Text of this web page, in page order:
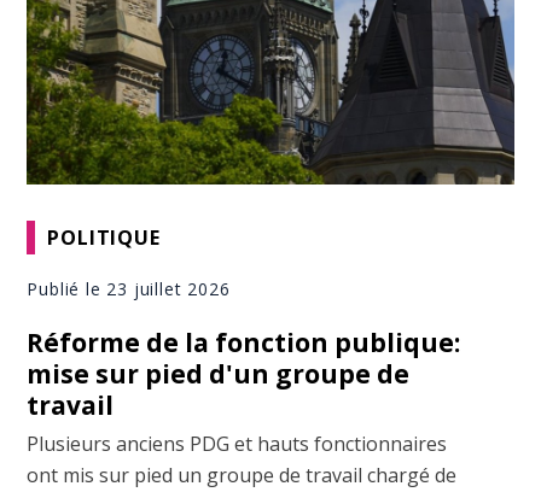
POLITIQUE
Publié le 23 juillet 2026
Réforme de la fonction publique:
mise sur pied d'un groupe de
travail
Plusieurs anciens PDG et hauts fonctionnaires
ont mis sur pied un groupe de travail chargé de